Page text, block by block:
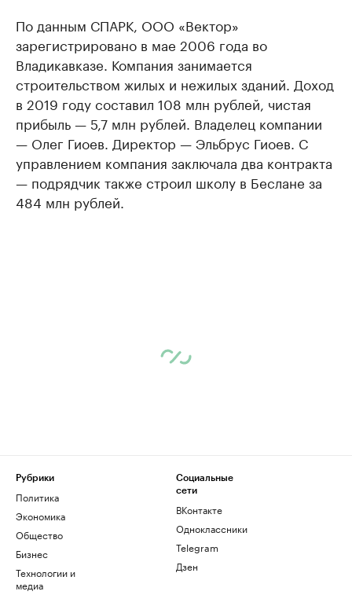
По данным СПАРК, ООО «Вектор»
зарегистрировано в мае 2006 года во
Владикавказе. Компания занимается
строительством жилых и нежилых зданий. Доход
в 2019 году составил 108 млн рублей, чистая
прибыль — 5,7 млн рублей. Владелец компании
— Олег Гиоев. Директор — Эльбрус Гиоев. С
управлением компания заключала два контракта
— подрядчик также строил школу в Беслане за
484 млн рублей.
Рубрики
Политика
Экономика
Общество
Бизнес
Технологии и
медиа
Социальные
сети
ВКонтакте
Одноклассники
Telegram
Дзен